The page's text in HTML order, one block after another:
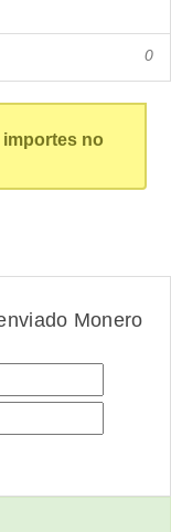
0
no
Monero